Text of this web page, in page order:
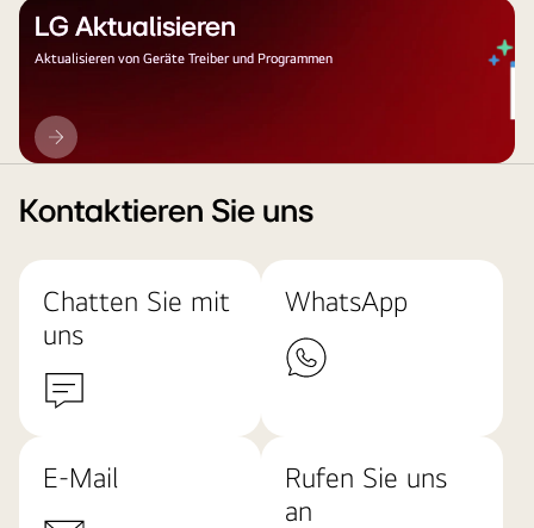
LG Aktualisieren
Aktualisieren von Geräte Treiber und Programmen
LG
Aktualisieren
Kontaktieren Sie uns
Chatten Sie mit
uns
WhatsApp
E-Mail
Rufen Sie uns
an